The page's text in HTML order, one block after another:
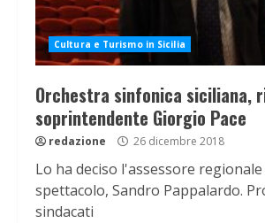
Cultura e Turismo in Sicilia
Orchestra sinfonica siciliana,
soprintendente Giorgio Pace
redazione 26 dicembre 2018
Lo ha deciso l'assessore
spettacolo, Sandro Pappalardo.
sindacati